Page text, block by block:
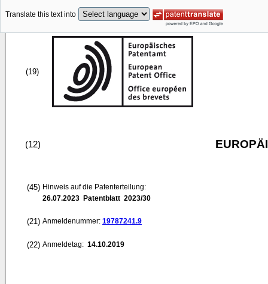
Translate this text into
(19)
(12)
(45) Hinweis auf die Patenterteilung:
26.07.2023 Patentblatt 2023/30
(21) Anmeldenummer: 19787241.9
(22) Anmeldetag: 14.10.2019